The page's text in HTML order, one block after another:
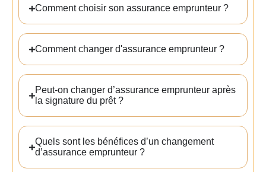
Comment choisir son assurance emprunteur ?
Comment changer d'assurance emprunteur ?
Peut-on changer d’assurance emprunteur après
la signature du prêt ?
Quels sont les bénéfices d’un changement
d’assurance emprunteur ?